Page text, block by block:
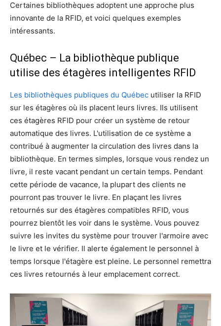
Certaines bibliothèques adoptent une approche plus
innovante de la RFID, et voici quelques exemples
intéressants.
Québec – La bibliothèque publique
utilise des étagères intelligentes RFID
Les bibliothèques publiques du Québec utiliser la RFID
sur les étagères où ils placent leurs livres. Ils utilisent
ces étagères RFID pour créer un système de retour
automatique des livres. L'utilisation de ce système a
contribué à augmenter la circulation des livres dans la
bibliothèque. En termes simples, lorsque vous rendez un
livre, il reste vacant pendant un certain temps. Pendant
cette période de vacance, la plupart des clients ne
pourront pas trouver le livre. En plaçant les livres
retournés sur des étagères compatibles RFID, vous
pourrez bientôt les voir dans le système. Vous pouvez
suivre les invites du système pour trouver l'armoire avec
le livre et le vérifier. Il alerte également le personnel à
temps lorsque l'étagère est pleine. Le personnel remettra
ces livres retournés à leur emplacement correct.